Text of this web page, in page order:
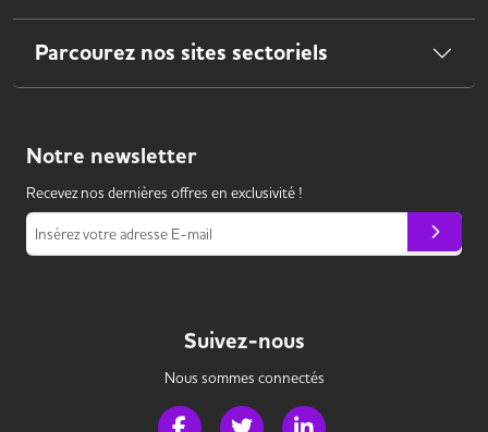
Parcourez nos sites sectoriels
Notre newsletter
Recevez nos dernières offres en exclusivité !
Insérez votre adresse E-mail
Suivez-nous
Nous sommes connectés
Page Facebook de Handi Banque
Page Twitter de Handi Banque